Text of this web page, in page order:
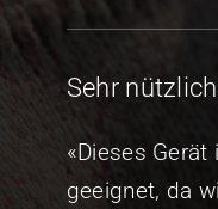
Sehr
«Dieses
geeignet, da